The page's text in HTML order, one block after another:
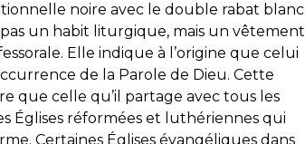
noire avec le double rabat blanc
pas un habit liturgique, mais un vêtement
Elle indique à l’origine que celui
de la Parole de Dieu. Cette
que celle qu’il partage avec tous les
Églises réformées et luthériennes qui
Certaines Églises évangéliques dans